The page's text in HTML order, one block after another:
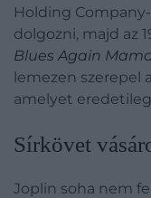
Holding
dolgozni, majd az
Blues Again
lemezen szerepel a
amelyet
Sírkövet
Joplin soha nem